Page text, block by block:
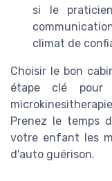
si le
climat de
Choisir le bon
étape clé pour
Prenez le temps
votre enfant les
d'auto guérison.